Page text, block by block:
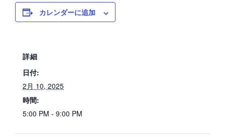
カレンダーに追加
詳細
日付:
2月 10, 2025
時間:
5:00 PM - 9:00 PM